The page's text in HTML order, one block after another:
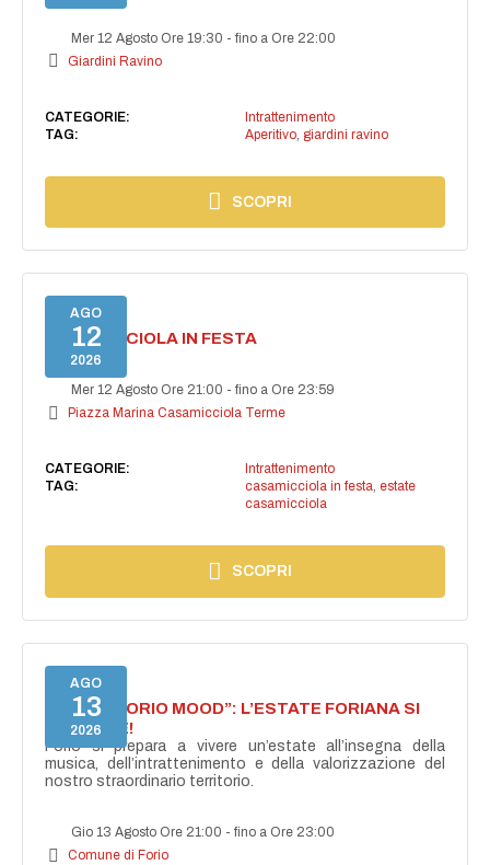
Mer 12 Agosto Ore 19:30 -fino a Ore 22:00
Giardini Ravino
CATEGORIE:
Intrattenimento
TAG:
Aperitivo, giardini ravino
SCOPRI
AGO
12
2026
CASAMICCIOLA IN FESTA
Mer 12 Agosto Ore 21:00 -fino a Ore 23:59
Piazza Marina Casamicciola Terme
CATEGORIE:
Intrattenimento
TAG:
casamicciola in festa, estate
casamicciola
SCOPRI
AGO
13
2026
NASCE “FORIO MOOD”: L’ESTATE FORIANA SI
ACCENDE!
Forio si prepara a vivere un’estate all’insegna della
musica, dell’intrattenimento e della valorizzazione del
nostro straordinario territorio.
Gio 13 Agosto Ore 21:00 -fino a Ore 23:00
Comune di Forio